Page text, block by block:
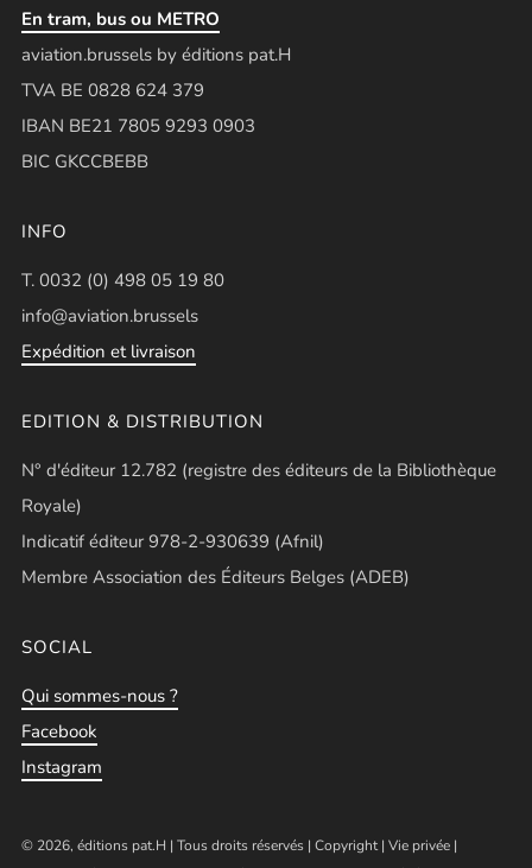
En tram, bus ou METRO
aviation.brussels by éditions pat.H
TVA BE 0828 624 379
IBAN BE21 7805 9293 0903
BIC GKCCBEBB
INFO
T. 0032 (0) 498 05 19 80
info@aviation.brussels
Expédition et livraison
EDITION & DISTRIBUTION
N° d'éditeur 12.782 (registre des éditeurs de la Bibliothèque
Royale)
Indicatif éditeur 978-2-930639 (Afnil)
Membre Association des Éditeurs Belges (ADEB)
SOCIAL
Qui sommes-nous ?
Facebook
Instagram
© 2026, éditions pat.H | Tous droits réservés | Copyright| Vie privée |